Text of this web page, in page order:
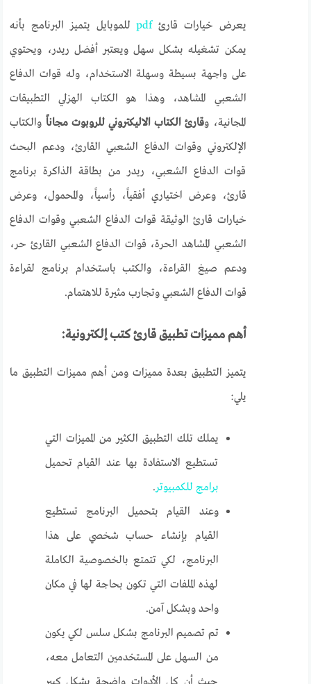
يعرض خيارات قارئpdfللموبايل يتميز البرنامج بأنه
يمكن تشغيله بشكل سهل ويعتبر أفضل ريدر، ويحتوي
على واجهة بسيطة وسهلة الاستخدام، وله قوات الدفاع
الشعبي المشاهد، وهذا هو الكتاب الهزلي التطبيقات
المجانية، وقارئ الكتاب الاليكتروني للروبوت مجاناً والكتاب
الإلكتروني وقوات الدفاع الشعبي القارئ، ودعم البحث
قوات الدفاع الشعبي، ريدر من بطاقة الذاكرة برنامج
قارئ، وعرض اختياري أفقياً، رأسياً، والمحمول، وعرض
خيارات قارئ الوثيقة قوات الدفاع الشعبي وقوات الدفاع
الشعبي المشاهد الحرة، قوات الدفاع الشعبي القارئ حر،
ودعم صيغ القراءة، والكتب باستخدام برنامج لقراءة
قوات الدفاع الشعبي وتجارب مثيرة للاهتمام.
أهم مميزات تطبيق قارئ كتب إلكترونية:
يتميز التطبيق بعدة مميزات ومن أهم مميزات التطبيق ما
يلي:
يملك تلك التطبيق الكثير من المميزات التي
تستطيع الاستفادة بها عند القيام تحميل
برامج للكمبيوتر.
وعند القيام بتحميل البرنامج تستطيع
القيام بإنشاء حساب شخصي على هذا
البرنامج، لكي تتمتع بالخصوصية الكاملة
لهذه الملفات التي تكون بحاجة لها في مكان
واحد وبشكل آمن.
تم تصميم البرنامج بشكل سلس لكي يكون
من السهل على المستخدمين التعامل معه،